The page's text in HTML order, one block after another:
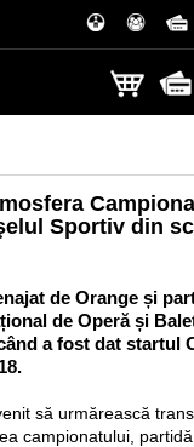
Sportiv din
de Orange și
de Operă și
a fost dat startul
să urmărească
campionatului,